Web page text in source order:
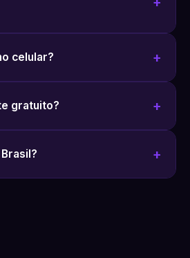
celular?
gratuito?